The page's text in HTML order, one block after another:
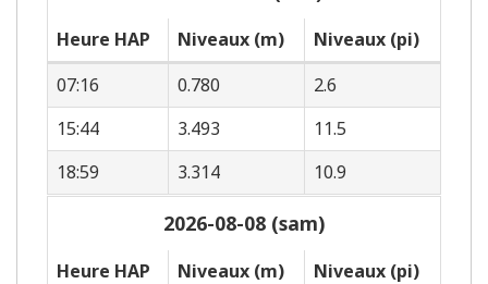
Heure HAP Niveaux (m)
Niveaux (pi)
07:16
0.780
2.6
15:44
3.493
11.5
18:59
3.314 10.9
2026-08-08 (sam)
Heure HAP Niveaux (m)
Niveaux (pi)